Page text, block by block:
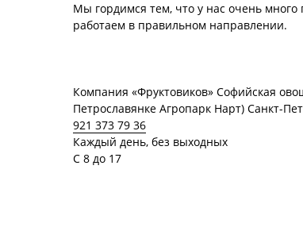
Мы гордимся тем, что у нас очень
работаем в правильном направлении.
Компания «Фруктовиков» Софийская
Петрославянке Агропарк Нарт) Санкт-
921 373 79 36
Каждый день, без выходных
С 8 до 17